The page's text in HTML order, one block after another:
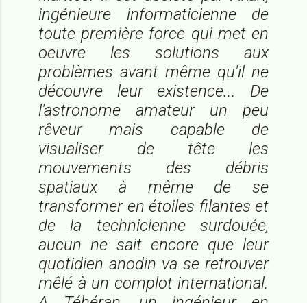
ingénieure informaticienne de
toute première force qui met en
oeuvre les solutions aux
problèmes avant même qu'il ne
découvre leur existence... De
l'astronome amateur un peu
rêveur mais capable de
visualiser de tête les
mouvements des débris
spatiaux à même de se
transformer en étoiles filantes et
de la technicienne surdouée,
aucun ne sait encore que leur
quotidien anodin va se retrouver
mêlé à un complot international.